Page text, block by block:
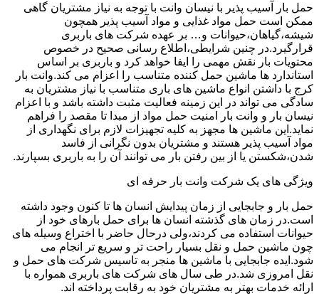
حمل بار آسیب پذیر با نیسان وانت با توجه به نیاز مشتریان گاهی
ممکن است حمل مواد غذایی و مواد آسیب پذیر همچون
شیشه،گیاهان،حیوانات و… بر عهده شرکت های باربری
قرارگیرد.در چنین شرایطی،اطلاع رسانی صحیح در خصوص
محتویات بار نقش مهمی را ایفا خواهد کرد و باربری بر اساس
استاندارد ها ماشین حمل کننده متناسب را اعزام می کند.وانت بار
کرج با داشتن انواع ماشین های باری متناسب با نیاز مشتریان به
سادگی می تواند در این زمینه فعالیت مثبت داشته باشد و با اعزام
نیسان بار و وانت بار امنیت حمل مواد از مبدا تا مقصد را فراهم
نماید.این ماشین ها مجهز به کلیه تجهیزات لازم برای نگهداری از
مواد آسیب پذیر هستند و مشتریان بدون نگرانی از فاسد
شدن،شکستن یا از بین رفتن بار می توانند آن را به باربری بسپارند.
ویژگی های یک شرکت وانت بار حرفه ای
حمل بار و جابجایی از زمان پیدایش انسان ها تا کنون وجود داشته
است.در زمان های گذشته انسان ها برای حمل بارهای خود از
حیوانات استفاده می کردند،ولی درحال حاضر با اختراع وسیله های
چون ماشین حمل و نقل بسیار راحت تر و سریع تر انجام می
شود.ایده جابجایی با ماشین ها منجر به تاسیس شرکت های حمل و
نقل امروزی شد.در طی سال های شرکت های باربری همواره با
ارائه خدمات بهتر به مشتریان خود به رقابت پرداخته اند.